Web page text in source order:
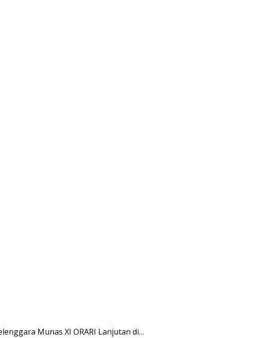
Munas XI ORARI Lanjutan di…